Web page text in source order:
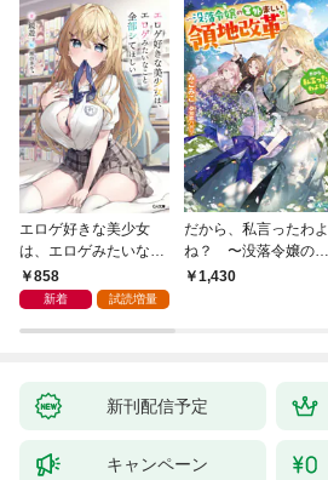
エロゲ好きな美少女
は、エロゲみたいなこ
と全部シてほしい【電
子ＳＳ特典付き】
858
新着 試読増量
だから、私言ったわよ
ね？ 〜没落令嬢の案
外楽しい領地改革〜
1,430
新刊配信予定
キャンペーン